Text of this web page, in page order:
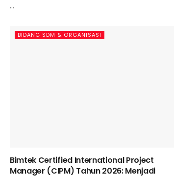
...
BIDANG SDM & ORGANISASI
Bimtek Certified International Project
Manager (CIPM) Tahun 2026: Menjadi